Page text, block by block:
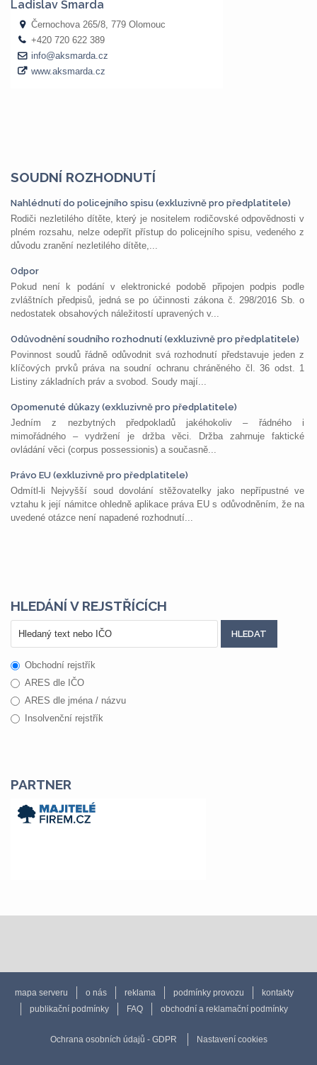
SOUDNÍ ROZHODNUTÍ
Nahlédnutí do policejního spisu (exkluzivně pro předplatitele)
Rodiči nezletilého dítěte, který je nositelem rodičovské odpovědnosti v
plném rozsahu, nelze odepřít přístup do policejního spisu, vedeného z
důvodu zranění nezletilého dítěte,...
Odpor
Pokud není k podání v elektronické podobě připojen podpis podle
zvláštních předpisů, jedná se po účinnosti zákona č. 298/2016 Sb. o
nedostatek obsahových náležitostí upravených v...
Odůvodnění soudního rozhodnutí (exkluzivně pro předplatitele)
Povinnost soudů řádně odůvodnit svá rozhodnutí představuje jeden z
klíčových prvků práva na soudní ochranu chráněného čl. 36 odst. 1
Listiny základních práv a svobod. Soudy mají...
Opomenuté důkazy (exkluzivně pro předplatitele)
Jedním z nezbytných předpokladů jakéhokoliv – řádného i
mimořádného – vydržení je držba věci. Držba zahrnuje faktické
ovládání věci (corpus possessionis) a současně...
Právo EU (exkluzivně pro předplatitele)
Odmítl-li Nejvyšší soud dovolání stěžovatelky jako nepřípustné ve
vztahu k její námitce ohledně aplikace práva EU s odůvodněním, že na
uvedené otázce není napadené rozhodnutí...
HLEDÁNÍ V REJSTŘÍCÍCH
Obchodní rejstřík
ARES dle IČO
ARES dle jména / názvu
Insolvenční rejstřík
PARTNER
mapa serveru o nás reklama podmínky provozu
kontakty
publikační podmínky
FAQ obchodní a reklamační podmínky
Ochrana osobních údajů - GDPR Nastavení cookies